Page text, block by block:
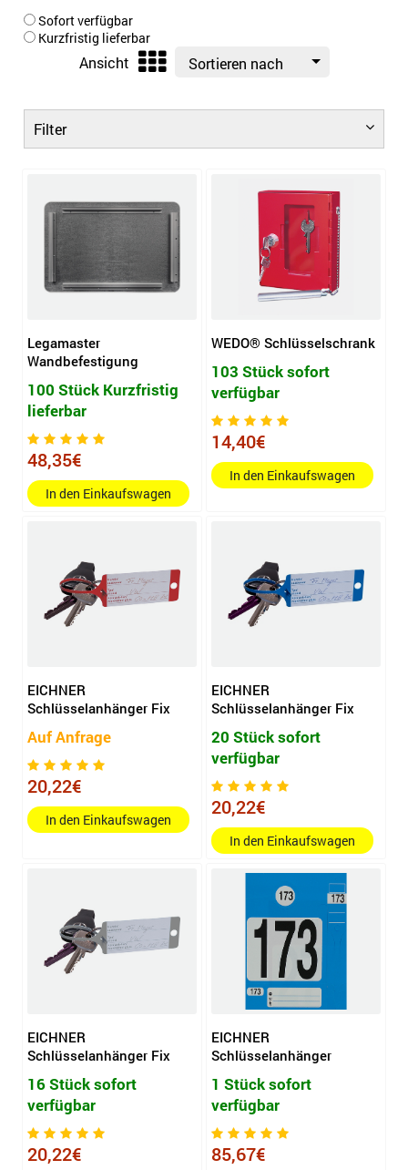
Sofort verfügbar
Kurzfristig lieferbar
Ansicht Sortieren nach
Filter
Legamaster
Wandbefestigung
100 Stück Kurzfristig
lieferbar
48,35€
In den Einkaufswagen
WEDO® Schlüsselschrank
103 Stück sofort
verfügbar
14,40€
In den Einkaufswagen
EICHNER
Schlüsselanhänger Fix
Auf Anfrage
20,22€
In den Einkaufswagen
EICHNER
Schlüsselanhänger Fix
20 Stück sofort
verfügbar
20,22€
In den Einkaufswagen
EICHNER
Schlüsselanhänger Fix
16 Stück sofort
verfügbar
20,22€
EICHNER
Schlüsselanhänger
1 Stück sofort
verfügbar
85,67€